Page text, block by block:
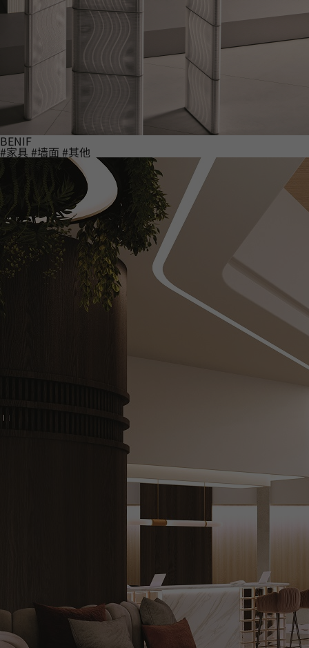
BENIF
#家具 #墙面 #其他